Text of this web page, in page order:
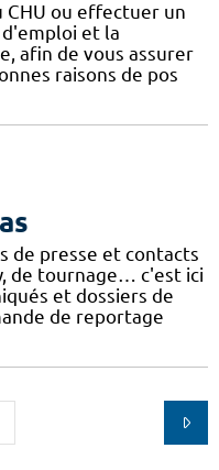
ou effectuer un
et la
afin de vous assurer
raisons de pos
de presse et contacts
de tournage… c'est ici
et dossiers de
de reportage